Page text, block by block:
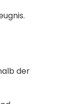
der